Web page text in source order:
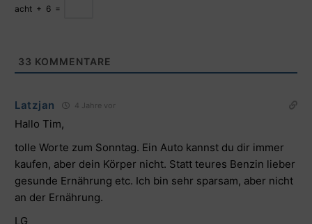
acht + 6 =
33 KOMMENTARE
Latzjan 4 Jahre vor
Hallo Tim,
tolle Worte zum Sonntag. Ein Auto kannst du dir immer
kaufen, aber dein Körper nicht. Statt teures Benzin lieber
gesunde Ernährung etc. Ich bin sehr sparsam, aber nicht
an der Ernährung.
LG